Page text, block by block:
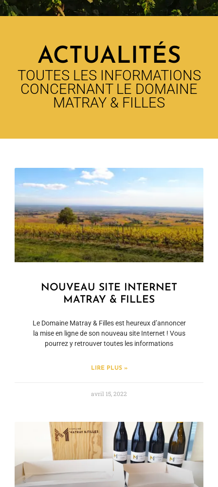
ACTUALITÉS
TOUTES LES INFORMATIONS
CONCERNANT LE DOMAINE
MATRAY & FILLES
NOUVEAU SITE INTERNET
MATRAY & FILLES
Le Domaine Matray & Filles est heureux d’annoncer
la mise en ligne de son nouveau site Internet ! Vous
pourrez y retrouver toutes les informations
LIRE PLUS »
avril 15, 2022